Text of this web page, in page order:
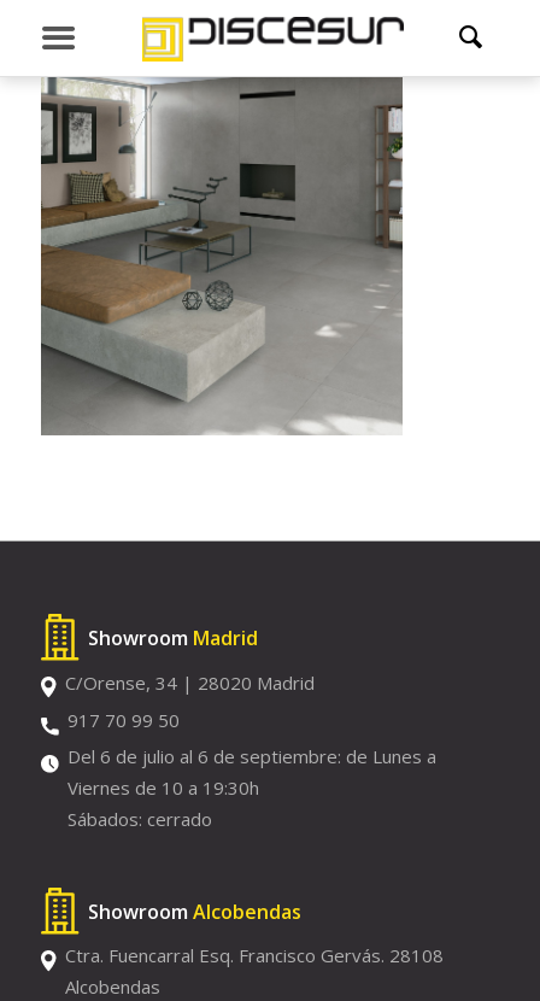
Showroom Madrid
C/Orense, 34 | 28020 Madrid
917 70 99 50
Del 6 de julio al 6 de septiembre: de Lunes a
Viernes de 10 a 19:30h
Sábados: cerrado
Showroom Alcobendas
Ctra. Fuencarral Esq. Francisco Gervás. 28108
Alcobendas